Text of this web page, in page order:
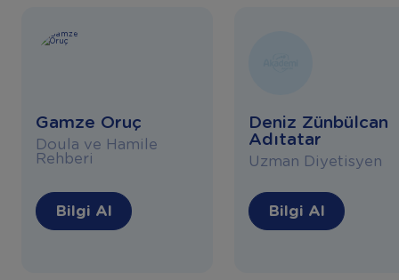
Gamze Oruç
Doula ve Hamile
Rehberi
Bilgi Al
Deniz Zünbülcan
Adıtatar
Uzman Diyetisyen
Bilgi Al